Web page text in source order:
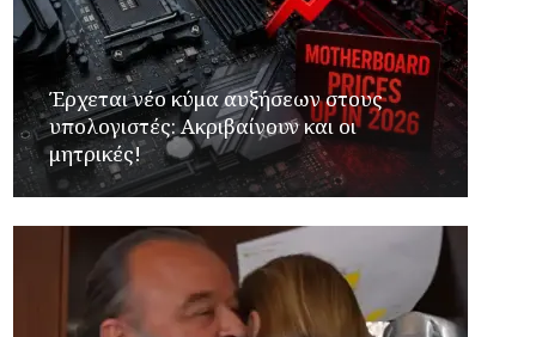
Έρχεται νέο κύμα αυξήσεων στους
υπολογιστές: Ακριβαίνουν και οι
μητρικές!